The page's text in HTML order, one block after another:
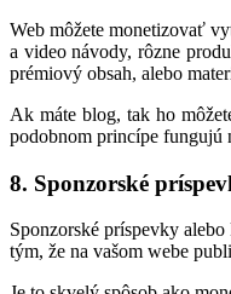
Web môžete monetizovať
a video návody, rôzne
prémiový obsah, alebo
Ak máte blog, tak ho
podobnom princípe fungujú
8. Sponzorské
Sponzorské príspevky
tým, že na vašom webe